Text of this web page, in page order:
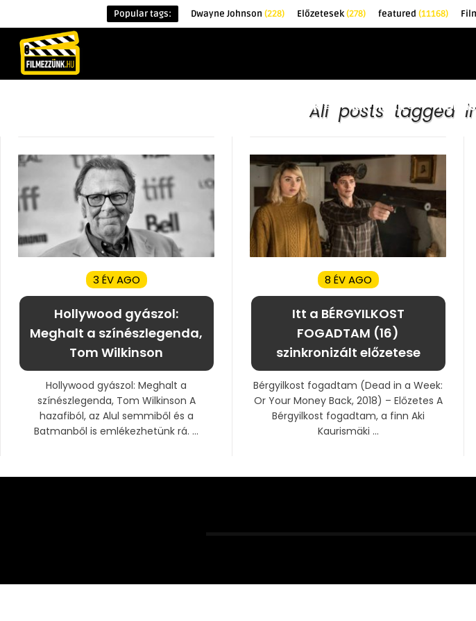
Popular tags: Dwayne Johnson (228) Előzetesek(278) featured (11168)
ÉRDEKESSÉGEK KRITIKÁK
All posts tagged
3 ÉV AGO
Hollywood gyászol:
Meghalt a színészlegenda,
Tom Wilkinson
Hollywood gyászol: Meghalt a
színészlegenda, Tom Wilkinson A
hazafiból, az Alul semmiből és a
Batmanből is emlékezhetünk rá. ...
8 ÉV AGO
Itt a BÉRGYILKOST
FOGADTAM (16)
szinkronizált előzetese
Bérgyilkost fogadtam (Dead in a Week:
Or Your Money Back, 2018) – Előzetes A
Bérgyilkost fogadtam, a finn Aki
Kaurismäki ...